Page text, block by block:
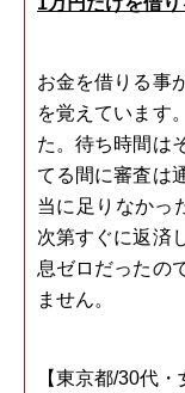
お金を借りる事
を覚えています
た。待ち時間は
てる間に審査は
当に足りなかっ
次第すぐに返済
息ゼロだったの
ません。
【東京都/30代・